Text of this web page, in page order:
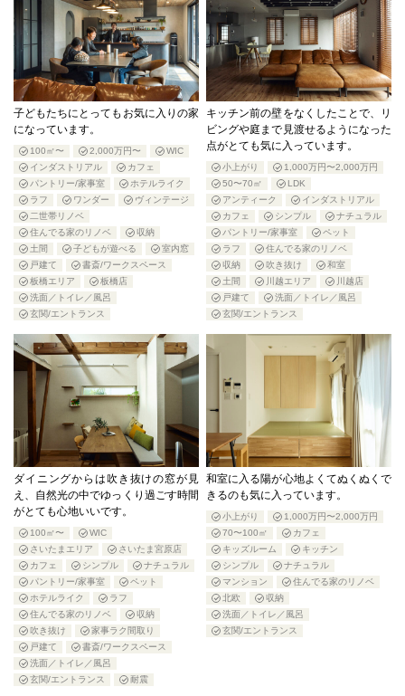
子どもたちにとってもお気に入りの家
になっています。
100㎡〜 2,000万円〜
WIC
インダストリアル
カフェ
パントリー/家事室
ホテルライク
ラフ
ワンダー
ヴィンテージ
二世帯リノベ
住んでる家のリノベ
収納
土間
子どもが遊べる
室内窓
戸建て
書斎/ワークスペース
板橋エリア
板橋店
洗面／トイレ／風呂
玄関/エントランス
キッチン前の壁をなくしたことで、リ
ビングや庭まで見渡せるようになった
点がとても気に入っています。
小上がり
1,000万円〜2,000万円
50〜70㎡
LDK
アンティーク
インダストリアル
カフェ
シンプル
ナチュラル
パントリー/家事室
ペット
ラフ
住んでる家のリノベ
収納
吹き抜け
和室
土間
川越エリア
川越店
戸建て
洗面／トイレ／風呂
玄関/エントランス
ダイニングからは吹き抜けの窓が見
え、自然光の中でゆっくり過ごす時間
がとても心地いいです。
100㎡〜
WIC
さいたまエリア
さいたま宮原店
カフェ
シンプル
ナチュラル
パントリー/家事室
ペット
ホテルライク
ラフ
住んでる家のリノベ
収納
吹き抜け
家事ラク間取り
戸建て
書斎/ワークスペース
洗面／トイレ／風呂
玄関/エントランス
耐震
和室に入る陽が心地よくてぬくぬくで
きるのも気に入っています。
小上がり
1,000万円〜2,000万円
70〜100㎡
カフェ
キッズルーム
キッチン
シンプル
ナチュラル
マンション
住んでる家のリノベ
北欧
収納
洗面／トイレ／風呂
玄関/エントランス